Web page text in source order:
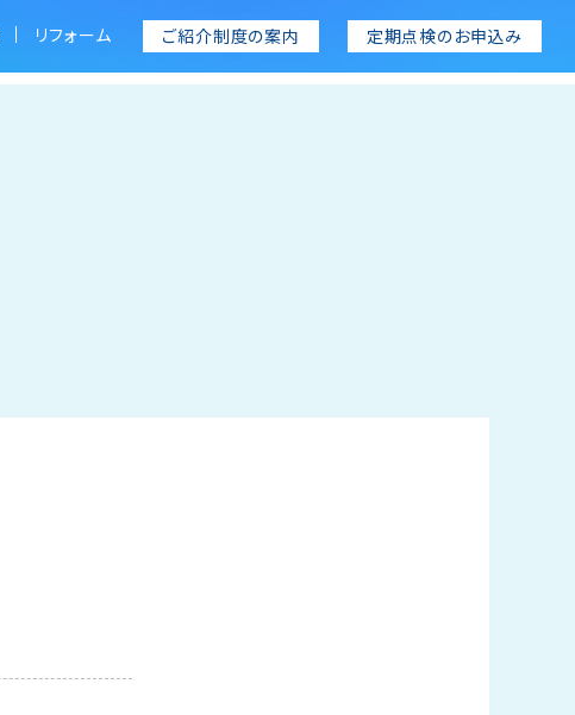
リフォーム ご紹介制度の案内 定期点検のお申込み